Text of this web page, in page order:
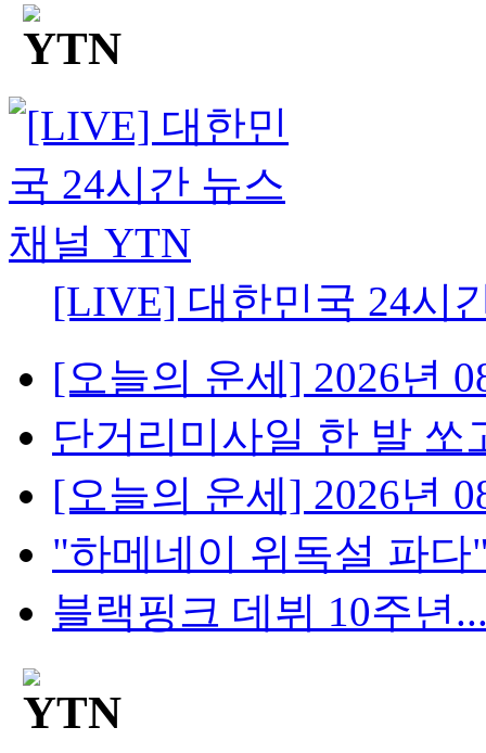
[LIVE] 대한민국 24시
[오늘의 운세] 2026년
단거리미사일 한 발 쏘
[오늘의 운세] 2026년
"하메네이 위독설 파다
블랙핑크 데뷔 10주년